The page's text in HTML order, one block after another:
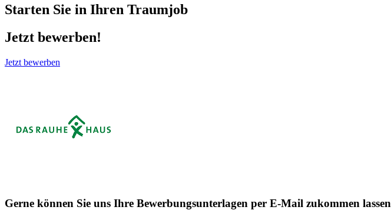
Starten Sie in Ihren Traumjob
Jetzt bewerben!
Jetzt bewerben
Gerne können Sie uns Ihre Bewerbungsunterlagen per E-Mail zukommen lassen